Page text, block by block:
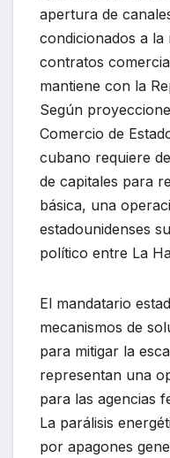
apertura de
condicionados a
contratos
mantiene con la
Según
Comercio de
cubano requiere
de capitales para
básica, una
estadounidenses
político entre La
El mandatario
mecanismos de
para mitigar la
representan una
para las agencias
La parálisis
por apagones